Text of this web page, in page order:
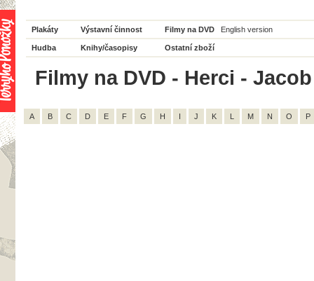
Plakáty Výstavní činnost Filmy na DVD English version
Hudba Knihy/časopisy Ostatní zboží
Filmy na DVD - Herci -
A B C D E F G H I J K L M N O P